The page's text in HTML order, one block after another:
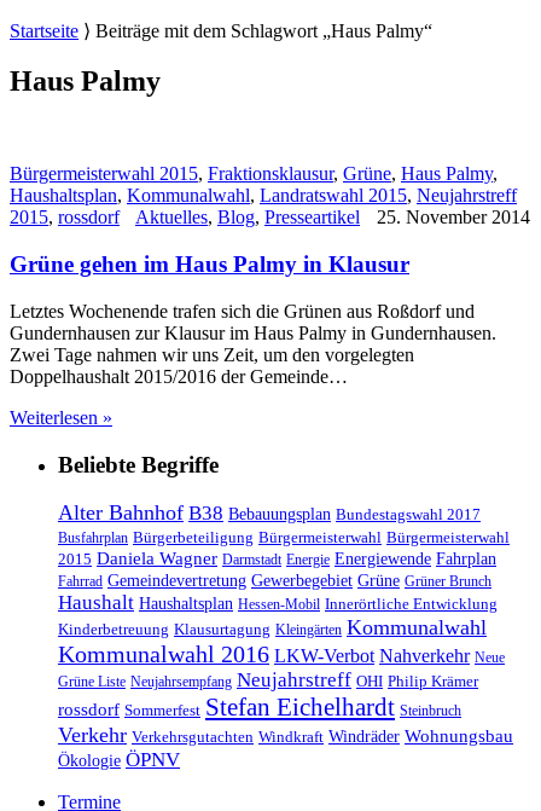
Startseite ⟩ Beiträge mit dem Schlagwort „Haus Palmy“
Haus Palmy
Bürgermeisterwahl 2015, Fraktionsklausur, Grüne, Haus Palmy,
Haushaltsplan, Kommunalwahl, Landratswahl 2015, Neujahrstreff
2015, rossdorf Aktuelles, Blog, Presseartikel 25. November 2014
Grüne gehen im Haus Palmy in Klausur
Letztes Wochenende trafen sich die Grünen aus Roßdorf und
Gundernhausen zur Klausur im Haus Palmy in Gundernhausen.
Zwei Tage nahmen wir uns Zeit, um den vorgelegten
Doppelhaushalt 2015/2016 der Gemeinde…
Weiterlesen »
Beliebte Begriffe
Alter Bahnhof B38 Bebauungsplan Bundestagswahl 2017
Busfahrplan Bürgerbeteiligung Bürgermeisterwahl Bürgermeisterwahl
2015 Daniela Wagner Darmstadt Energie Energiewende Fahrplan
Fahrrad Gemeindevertretung Gewerbegebiet Grüne Grüner Brunch
Haushalt Haushaltsplan Hessen-Mobil Innerörtliche Entwicklung
Kinderbetreuung Klausurtagung Kleingärten Kommunalwahl
Kommunalwahl 2016 LKW-Verbot Nahverkehr Neue
Grüne Liste Neujahrsempfang Neujahrstreff OHI Philip Krämer
rossdorf Sommerfest Stefan Eichelhardt Steinbruch
Verkehr Verkehrsgutachten Windkraft Windräder Wohnungsbau
Ökologie ÖPNV
Termine